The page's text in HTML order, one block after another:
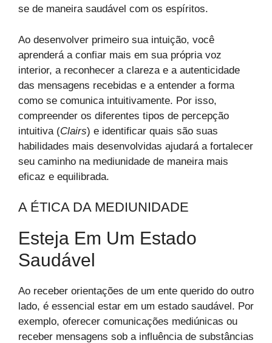
se de maneira saudável com os espíritos.
Ao desenvolver primeiro sua intuição, você
aprenderá a confiar mais em sua própria voz
interior, a reconhecer a clareza e a autenticidade
das mensagens recebidas e a entender a forma
como se comunica intuitivamente. Por isso,
compreender os diferentes tipos de percepção
intuitiva (Clairs) e identificar quais são suas
habilidades mais desenvolvidas ajudará a fortalecer
seu caminho na mediunidade de maneira mais
eficaz e equilibrada.
A ÉTICA DA MEDIUNIDADE
Esteja Em Um Estado
Saudável
Ao receber orientações de um ente querido do outro
lado, é essencial estar em um estado saudável. Por
exemplo, oferecer comunicações mediúnicas ou
receber mensagens sob a influência de substâncias